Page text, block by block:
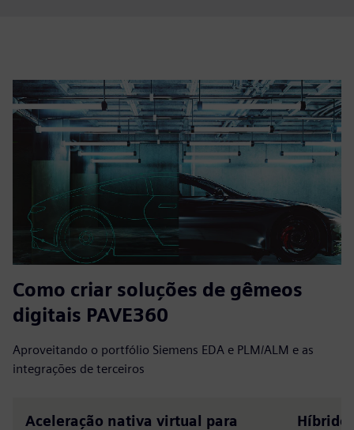
Como criar soluções de gêmeos
digitais PAVE360
Aproveitando o portfólio Siemens EDA e PLM/ALM e as
integrações de terceiros
Aceleração nativa virtual para
Híbrido